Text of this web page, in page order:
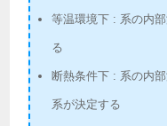
等温環境下 : 系の内
る
断熱条件下 : 系の内
系が決定する